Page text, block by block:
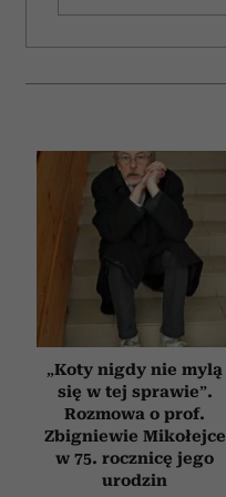
„Koty nigdy nie mylą
się w tej sprawie”.
Rozmowa o prof.
Zbigniewie Mikołejce
w 75. rocznicę jego
urodzin